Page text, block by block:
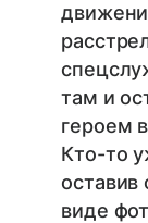
там и
героем
Кто-то
оставив
виде